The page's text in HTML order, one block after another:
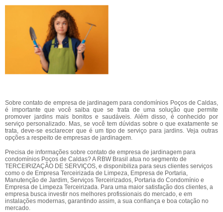
Sobre contato de empresa de jardinagem para condomínios Poços de Caldas,
é importante que você saiba que se trata de uma solução que permite
promover jardins mais bonitos e saudáveis. Além disso, é conhecido por
serviço personalizado. Mas, se você tem dúvidas sobre o que exatamente se
trata, deve-se esclarecer que é um tipo de serviço para jardins. Veja outras
opções a respeito de empresas de jardinagem.
Precisa de informações sobre contato de empresa de jardinagem para
condomínios Poços de Caldas? A RBW Brasil atua no segmento de
TERCEIRIZAÇÃO DE SERVIÇOS, e disponibiliza para seus clientes serviços
como o de Empresa Terceirizada de Limpeza, Empresa de Portaria,
Manutenção de Jardim, Serviços Terceirizados, Portaria do Condomínio e
Empresa de Limpeza Terceirizada. Para uma maior satisfação dos clientes, a
empresa busca investir nos melhores profissionais do mercado, e em
instalações modernas, garantindo assim, a sua confiança e boa cotação no
mercado.